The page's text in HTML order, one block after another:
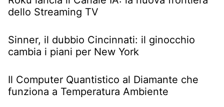
dello Streaming TV
Sinner, il dubbio Cincinnati: il ginocchio
cambia i piani per New York
Il Computer Quantistico al Diamante che
funziona a Temperatura Ambiente